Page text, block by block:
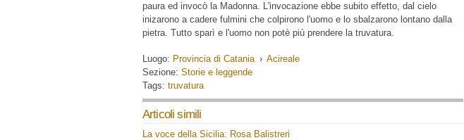
paura ed invocò la Madonna. L'invocazione ebbe subito effetto, dal cielo
inizarono a cadere fulmini che colpirono l'uomo e lo sbalzarono lontano dalla
pietra. Tutto sparì e l'uomo non potè più prendere la truvatura.
Luogo: Provincia di Catania › Acireale
Sezione: Storie e leggende
Tags: truvatura
Articoli simili
La voce della Sicilia: Rosa Balistreri